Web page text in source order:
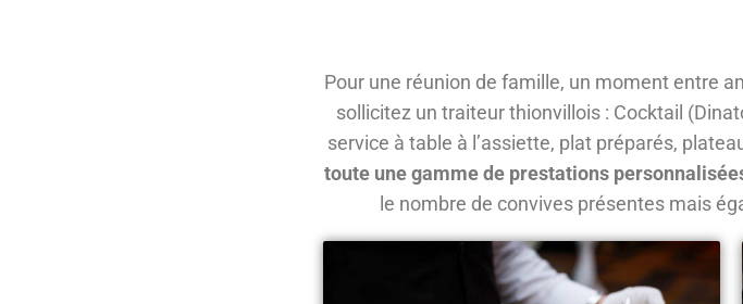
Pour une réunion de famille, un moment entre
sollicitez un traiteur thionvillois : Cocktail
service à table à l’assiette, plat préparés,
toute une gamme de prestations
le nombre de convives présentes mais